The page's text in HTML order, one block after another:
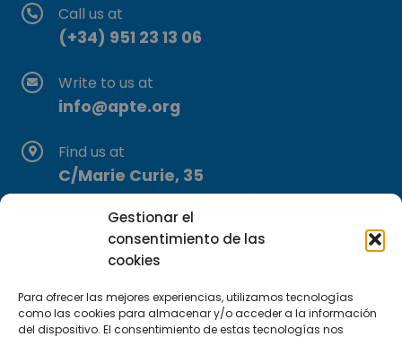
Gestionar el
consentimiento de las
cookies
Para ofrecer las mejores experiencias, utilizamos tecnologías
como las cookies para almacenar y/o acceder a la información
del dispositivo. El consentimiento de estas tecnologías nos
Call us at
(+34) 951 23 13 06
Write to us at
info@apte.org
Find us at
C/Marie Curie, 35
29590 Campanillas, Málaga